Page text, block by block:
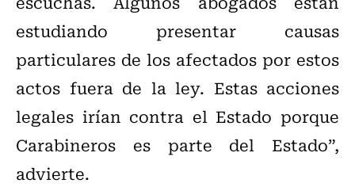
estudiando presentar causas
particulares de los afectados por estos
actos fuera de la ley. Estas acciones
legales irían contra el Estado porque
Carabineros es parte del Estado”,
advierte.